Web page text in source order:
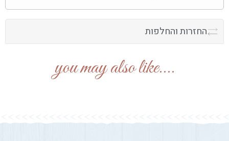
החזרות והחלפות
....you may also like